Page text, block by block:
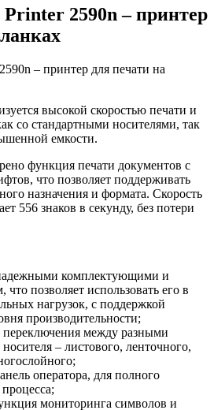
2590n – принтер
высокой скоростью печати и
со стандартными носителями, так
емкости.
функция печати документов с
что позволяет поддерживать
назначения и формата. Скорость
556 знаков в секунду, без потери
комплектующими и
позволяет использовать его в
нагрузок, с поддержкой
производительности;
между разными
– листового, ленточного,
оператора, для полного
мониторинга символов и